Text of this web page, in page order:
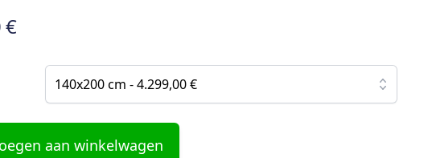
€
140x200 cm - 4.299,00 €
aan winkelwagen